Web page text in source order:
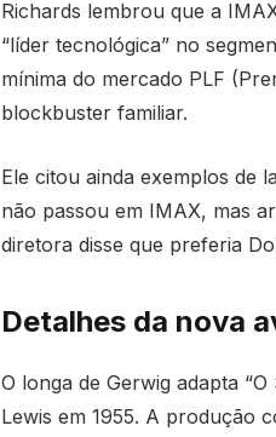
Richards lembrou que a
“líder tecnológica” no
mínima do mercado PLF
blockbuster familiar.
Ele citou ainda exemplos de
não passou em IMAX, mas
diretora disse que preferia
Detalhes da nova
O longa de Gerwig adapta
Lewis em 1955. A produção